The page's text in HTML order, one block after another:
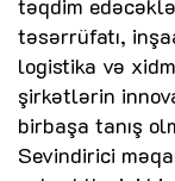
təqdim
təsərrüfatı,
logistika və
şirkətlərin
birbaşa tanış
Sevindirici